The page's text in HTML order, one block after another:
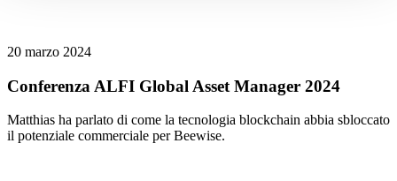
20 marzo 2024
Conferenza ALFI Global Asset Manager 2024
Matthias ha parlato di come la tecnologia blockchain abbia sbloccato
il potenziale commerciale per Beewise.